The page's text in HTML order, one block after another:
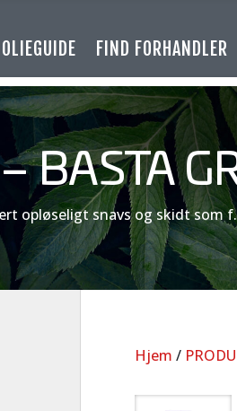
OLIEGUIDE FIND FORHANDLER
BASTA
opløseligt snavs og skidt som
Hjem /